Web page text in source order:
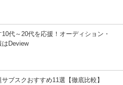
代～20代を応援！オーディション・
はDeview
ブスクおすすめ11選【徹底比較】